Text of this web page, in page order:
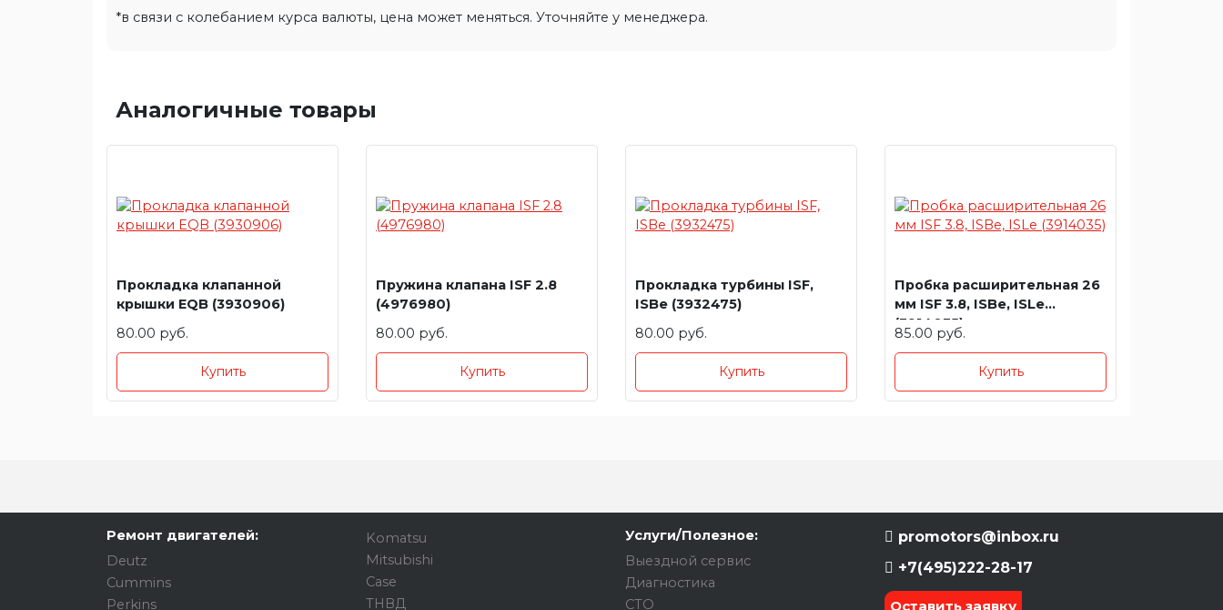
*в связи с колебанием курса валюты, цена может меняться. Уточняйте у менеджера.
Аналогичные товары
Прокладка клапанной
крышки EQB (3930906)
80.00 руб.
Купить
Пружина клапана ISF 2.8
(4976980)
80.00 руб.
Купить
Прокладка турбины ISF,
ISBe (3932475)
80.00 руб.
Купить
Пробка расширительная 26
мм ISF 3.8, ISBe, ISLe
(3914035)
85.00 руб.
Купить
Ремонт двигателей:
Deutz
Cummins
Perkins
Komatsu
Mitsubishi
Case
ТНВД
Услуги/Полезное:
Выездной сервис
Диагностика
СТО
promotors@inbox.ru
+7(495)222-28-17
Оставить заявку